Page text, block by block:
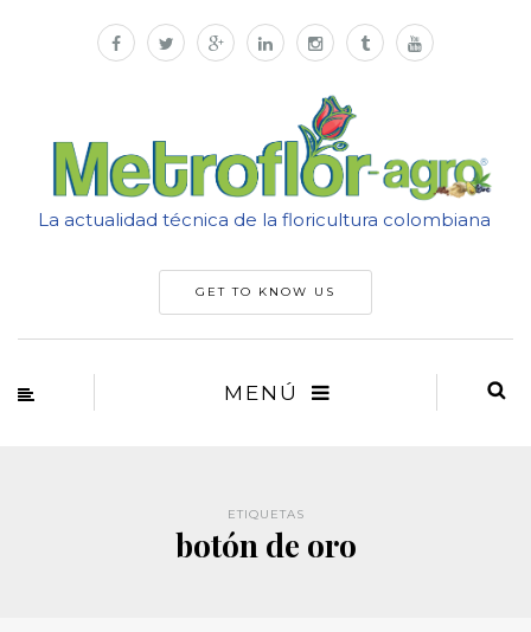
La actualidad técnica de la floricultura colombiana
GET TO KNOW US
MENÚ
ETIQUETAS
botón de oro